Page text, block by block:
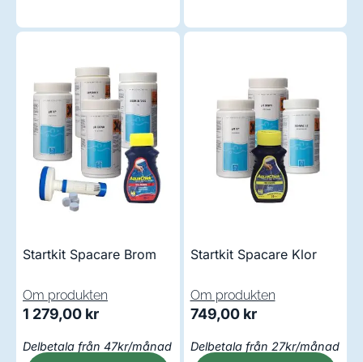
Startkit Spacare Brom
Om produkten
1 279,00 kr
Delbetala från 47kr/månad
Startkit Spacare Klor
Om produkten
749,00 kr
Delbetala från 27kr/månad